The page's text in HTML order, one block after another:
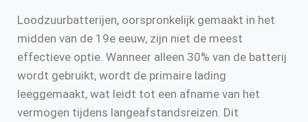
Loodzuurbatterijen, oorspronkelijk gemaakt in het
midden van de 19e eeuw, zijn niet de meest
effectieve optie. Wanneer alleen 30% van de batterij
wordt gebruikt, wordt de primaire lading
leeggemaakt, wat leidt tot een afname van het
vermogen tijdens langeafstandsreizen. Dit